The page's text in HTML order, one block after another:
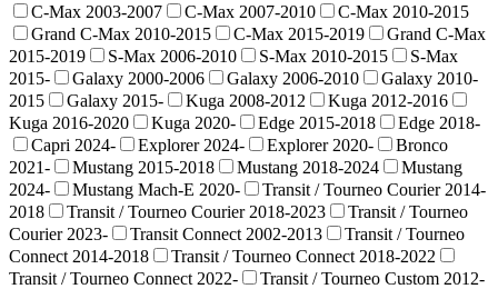
C-Max 2003-2007
C-Max 2007-2010
C-Max 2010-2015
Grand C-Max 2010-2015
C-Max 2015-2019
Grand C-Max
2015-2019
S-Max 2006-2010 S-Max 2010-2015
S-Max
2015-
Galaxy 2000-2006 Galaxy 2006-2010
Galaxy 2010-
2015
Galaxy 2015- Kuga 2008-2012
Kuga 2012-2016
Kuga 2016-2020
Kuga 2020- Edge 2015-2018
Edge 2018-
Capri 2024-
Explorer 2024- Explorer 2020-
Bronco
2021-
Mustang 2015-2018 Mustang 2018-2024
Mustang
2024-
Mustang Mach-E 2020-
Transit / Tourneo Courier 2014-
2018
Transit / Tourneo Courier 2018-2023
Transit / Tourneo
Courier 2023-
Transit Connect 2002-2013
Transit / Tourneo
Connect 2014-2018
Transit / Tourneo Connect 2018-2022
Transit / Tourneo Connect 2022-
Transit / Tourneo Custom 2012-